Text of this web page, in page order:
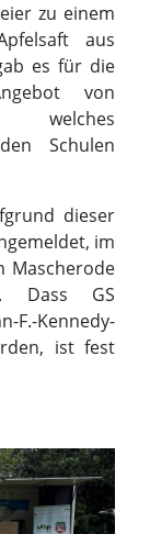
zu einem
aus
es für die
von
welches
Schulen
dieser
im
Mascherode
Dass GS
F.-Kennedy-
ist fest